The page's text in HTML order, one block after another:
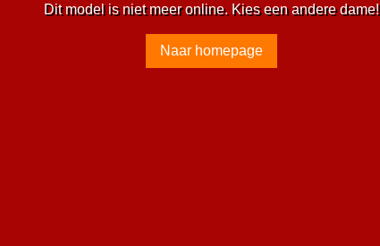
Dit model is niet meer online. Kies een andere dame!
Naar homepage